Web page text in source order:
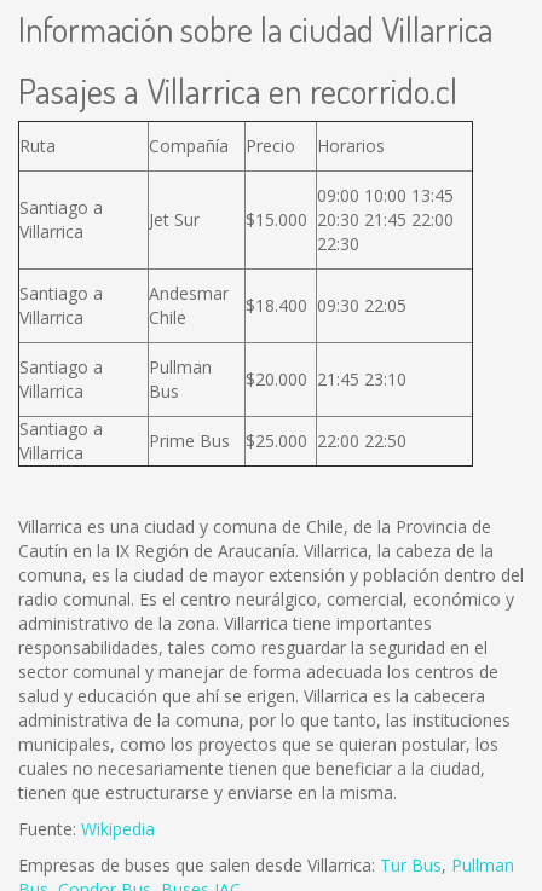
Información sobre la ciudad Villarrica
Pasajes a Villarrica en recorrido.cl
Ruta Compañía Precio Horarios
Santiago a
Villarrica
Jet Sur $15.000
09:00 10:00 13:45
20:30 21:45 22:00
22:30
Santiago a
Villarrica
Andesmar
Chile
$18.400 09:30 22:05
Santiago a
Villarrica
Pullman
Bus
$20.000 21:45 23:10
Santiago a
Villarrica
Prime Bus $25.000 22:00 22:50
Villarrica es una ciudad y comuna de Chile, de la Provincia de
Cautín en la IX Región de Araucanía. Villarrica, la cabeza de la
comuna, es la ciudad de mayor extensión y población dentro del
radio comunal. Es el centro neurálgico, comercial, económico y
administrativo de la zona. Villarrica tiene importantes
responsabilidades, tales como resguardar la seguridad en el
sector comunal y manejar de forma adecuada los centros de
salud y educación que ahí se erigen. Villarrica es la cabecera
administrativa de la comuna, por lo que tanto, las instituciones
municipales, como los proyectos que se quieran postular, los
cuales no necesariamente tienen que beneficiar a la ciudad,
tienen que estructurarse y enviarse en la misma.
Fuente: Wikipedia
Empresas de buses que salen desde Villarrica: Tur Bus, Pullman